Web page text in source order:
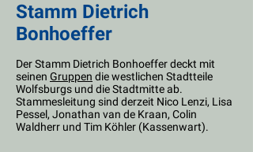
Stamm Dietrich
Bonhoeffer
Der Stamm Dietrich Bonhoeffer deckt mit
seinen Gruppen die westlichen Stadtteile
Wolfsburgs und die Stadtmitte ab.
Stammesleitung sind derzeit Nico Lenzi, Lisa
Pessel, Jonathan van de Kraan, Colin
Waldherr und Tim Köhler (Kassenwart).